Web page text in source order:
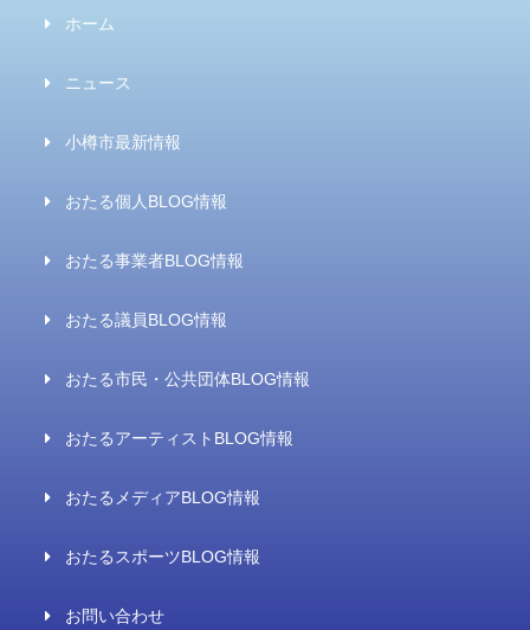
ホーム
ニュース
小樽市最新情報
おたる個人BLOG情報
おたる事業者BLOG情報
おたる議員BLOG情報
おたる市民・公共団体BLOG情報
おたるアーティストBLOG情報
おたるメディアBLOG情報
おたるスポーツBLOG情報
お問い合わせ